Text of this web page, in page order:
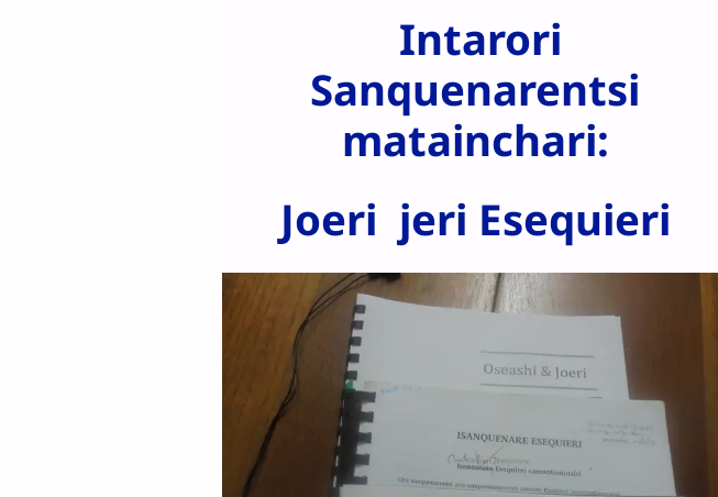
Intarori
Sanquenarentsi
matainchari:
Joeri jeri Esequieri